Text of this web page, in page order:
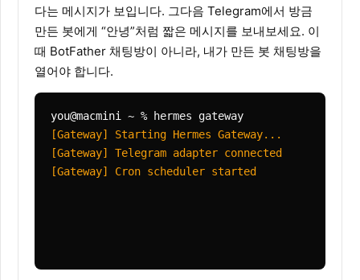
다는 메시지가 보입니다. 그다음 Telegram에서 방금
만든 봇에게 “안녕”처럼 짧은 메시지를 보내보세요. 이
때 BotFather 채팅방이 아니라, 내가 만든 봇 채팅방을
열어야 합니다.
you@macmini ~ % hermes gateway
[Gateway] Starting Hermes Gateway...
[Gateway] Telegram adapter connected
[Gateway] Cron scheduler started